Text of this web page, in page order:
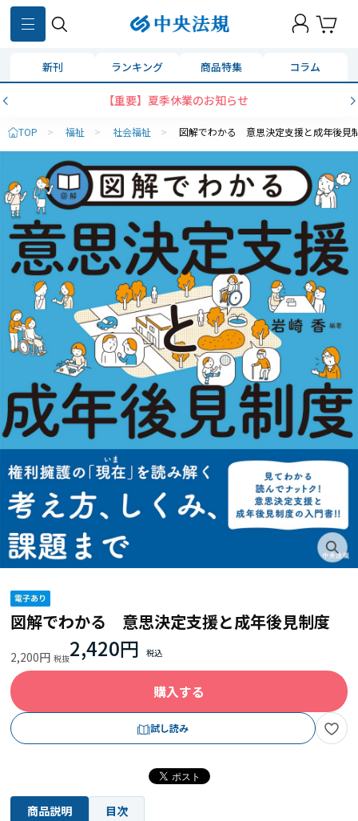
新刊 ランキング 商品特集 コラム
【重要】夏季休業のお知らせ コン
TOP > 福祉 > 社会福祉 > 図解でわかる 意思決定支援と成年後見
図解でわかる 意思決定支援と成年後見制度
2,200円 2,420円
購入する
試し読み
商品説明 目次